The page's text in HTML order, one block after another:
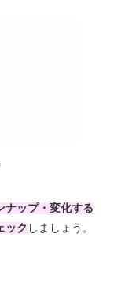
ナップ・変化する
ック しましょう。